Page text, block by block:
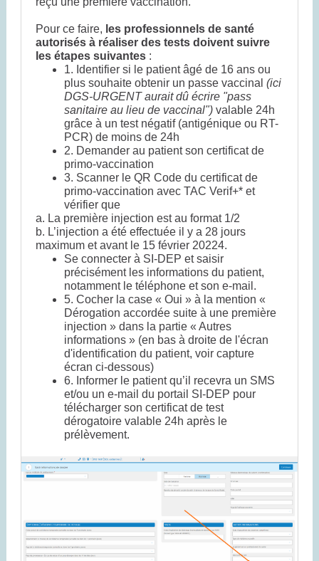
Pour ce faire, les professionnels de santé
autorisés à réaliser des tests doivent suivre
les étapes suivantes :
1. Identifier si le patient âgé de 16 ans ou
plus souhaite obtenir un passe vaccinal (ici
DGS-URGENT aurait dû écrire "pass
sanitaire au lieu de vaccinal") valable 24h
grâce à un test négatif (antigénique ou RT-
PCR) de moins de 24h
2. Demander au patient son certificat de
primo-vaccination
3. Scanner le QR Code du certificat de
primo-vaccination avec TAC Verif+* et
vérifier que
a. La première injection est au format 1/2
b. L’injection a été effectuée il y a 28 jours
maximum et avant le 15 février 20224.
Se connecter à SI-DEP et saisir
précisément les informations du patient,
notamment le téléphone et son e-mail.
5. Cocher la case « Oui » à la mention «
Dérogation accordée suite à une première
injection » dans la partie « Autres
informations » (en bas à droite de l'écran
d'identification du patient, voir capture
écran ci-dessous)
6. Informer le patient qu’il recevra un SMS
et/ou un e-mail du portail SI-DEP pour
télécharger son certificat de test
dérogatoire valable 24h après le
prélèvement.